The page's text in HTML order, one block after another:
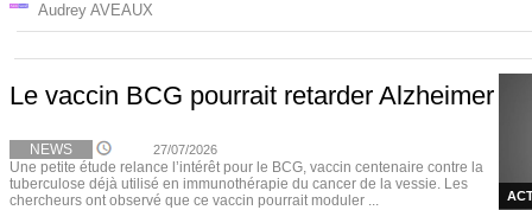
Audrey AVEAUX
Le vaccin BCG pourrait retarder Alzheimer
NEWS 27/07/2026
Une petite étude relance l’intérêt pour le BCG, vaccin centenaire contre la
tuberculose déjà utilisé en immunothérapie du cancer de la vessie. Les
chercheurs ont observé que ce vaccin pourrait moduler ...